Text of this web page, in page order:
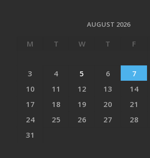
AUGUST 2026
M T W T F
3
4 5 6 7
10
11 12 13 14
17
18 19 20 21
24
25 26 27 28
31